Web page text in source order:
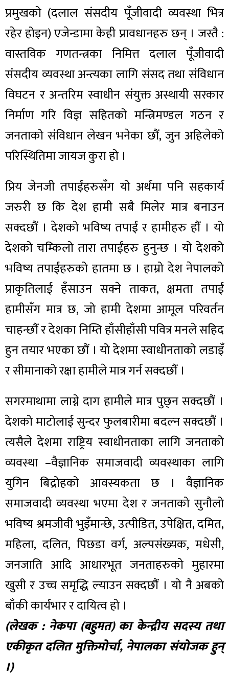
प्रमुखको (दलाल संसदीय पूँजीवादी व्यवस्था भित्र
रहेर होइन) एजेन्डामा केही प्रावधानहरु छन् । जस्तै :
वास्तविक गणतन्त्रका निमित्त दलाल पूँजीवादी
संसदीय व्यवस्था अन्त्यका लागि संसद तथा संविधान
विघटन र अन्तरिम स्वाधीन संयुक्त अस्थायी सरकार
निर्माण गरि विज्ञ सहितको मन्त्रिमण्डल गठन र
जनताको संविधान लेखन भनेका छौं, जुन अहिलेको
परिस्थितिमा जायज कुरा हो ।
प्रिय जेनजी तपाईंहरुसँग यो अर्थमा पनि सहकार्य
जरुरी छ कि देश हामी सबै मिलेर मात्र बनाउन
सक्दछौं । देशको भविष्य तपाईं र हामीहरु हौं । यो
देशको चम्किलो तारा तपाईंहरु हुनुन्छ । यो देशको
भविष्य तपाईंहरुको हातमा छ । हाम्रो देश नेपालको
प्राकृतिलाई हँसाउन सक्ने ताकत, क्षमता तपाईं
हामीसँग मात्र छ, जो हामी देशमा आमूल परिवर्तन
चाहन्छौं र देशका निम्ति हाँसीहाँसी पवित्र मनले सहिद
हुन तयार भएका छौं । यो देशमा स्वाधीनताको लडाइँ
र सीमानाको रक्षा हामीले मात्र गर्न सक्दछौं ।
सगरमाथामा लाग्ने दाग हामीले मात्र पुछ्न सक्दछौं ।
देशको माटोलाई सुन्दर फुलबारीमा बदल्न सक्दछौं ।
त्यसैले देशमा राष्ट्रिय स्वाधीनताका लागि जनताको
व्यवस्था –वैज्ञानिक समाजवादी व्यवस्थाका लागि
युगिन बिद्रोहको आवस्यकता छ । वैज्ञानिक
समाजवादी व्यवस्था भएमा देश र जनताको सुनौलो
भविष्य श्रमजीवी भुइँमान्छे, उत्पीडित, उपेक्षित, दमित,
महिला, दलित, पिछडा वर्ग, अल्पसंख्यक, मधेसी,
जनजाति आदि आधारभूत जनताहरुको मुहारमा
खुसी र उच्च समृद्धि ल्याउन सक्दछौं । यो नै अबको
बाँकी कार्यभार र दायित्व हो ।
(लेखक : नेकपा (बहुमत) का केन्द्रीय सदस्य तथा
एकीकृत दलित मुक्तिमोर्चा, नेपालका संयोजक हुन्
।)